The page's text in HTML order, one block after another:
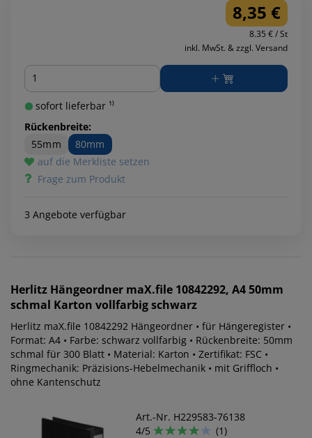
8,35 €
8.35 € / St
inkl. MwSt. & zzgl. Versand
Menge
sofort lieferbar ¹⁾
Rückenbreite:
55mm
80mm
auf die Merkliste setzen
Frage zum Produkt
3 Angebote verfügbar
Herlitz Hängeordner maX.file 10842292, A4 50mm
schmal Karton vollfarbig schwarz
Herlitz maX.file 10842292 Hängeordner • für Hängeregister •
Format: A4 • Farbe: schwarz vollfarbig • Rückenbreite: 50mm
schmal für 300 Blatt • Material: Karton • Zertifikat: FSC •
Ringmechanik: Präzisions-Hebelmechanik • mit Griffloch •
ohne Kantenschutz
Art.-Nr. H229583-76138
4/5
(1)